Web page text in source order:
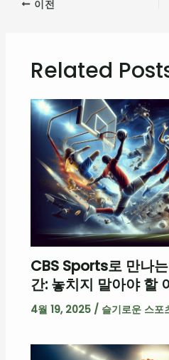
이전
Related
CBS Sports로 만나
간: 놓치지 말아야 할
4월 19, 2025 / 슬기로운 스포